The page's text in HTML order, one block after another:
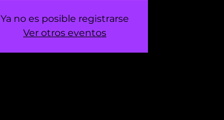
Ya no es posible registrarse
Ver otros eventos